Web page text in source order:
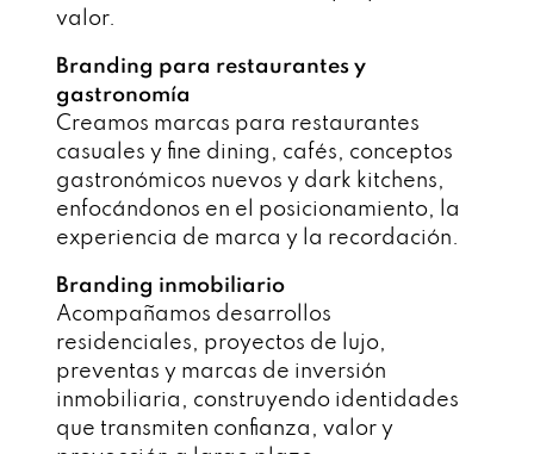
valor.
Branding para restaurantes y
gastronomía
Creamos marcas para restaurantes
casuales y fine dining, cafés, conceptos
gastronómicos nuevos y dark kitchens,
enfocándonos en el posicionamiento, la
experiencia de marca y la recordación.
Branding inmobiliario
Acompañamos desarrollos
residenciales, proyectos de lujo,
preventas y marcas de inversión
inmobiliaria, construyendo identidades
que transmiten confianza, valor y